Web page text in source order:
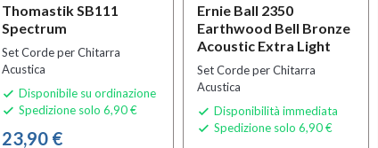
Thomastik SB111
Spectrum
Set Corde per Chitarra
Acustica
 Disponibile su ordinazione
 Spedizione solo 6,90 €
23,90 €
Ernie Ball 2350
Earthwood Bell Bronze
Acoustic Extra Light
Set Corde per Chitarra
Acustica
 Disponibilità immediata
 Spedizione solo 6,90 €